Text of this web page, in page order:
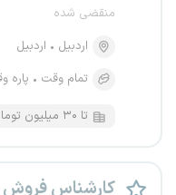
منقضی شده
اردبیل
اردبیل
تمام وقت
پاره
تا ۳۰ میلیون تومان
کارشناس فروش و